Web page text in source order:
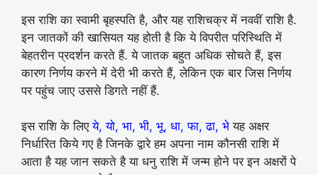
इस राशि का स्वामी बृहस्पति है, और यह राशिचक्र में नववीं राशि है.
इन जातकों की खासियत यह होती है कि ये विपरीत परिस्थिति में
बेहतरीन प्रदर्शन करते हैं. ये जातक बहुत अधिक सोचते हैं, इस
कारण निर्णय करने में देरी भी करते हैं, लेकिन एक बार जिस निर्णय
पर पहुंच जाए उससे डिगते नहीं हैं.
इस राशि के लिएये, यो, भा, भी, भू, धा, फा, ढा, भे यह अक्षर
निर्धारित किये गए है जिनके द्वारे हम अपना नाम कौनसी राशि में
आता है यह जान सकते है या धनु राशि में जन्म होने पर इन अक्षरों पे